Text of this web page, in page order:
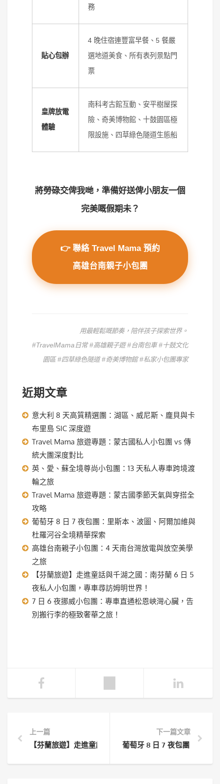
務
貼心包辦
4 晚住宿連豐富早餐、5 餐嚴
選地道美食、所有表列景點門
票
皇牌放電
體驗
南科考古館互動、安平樹屋探
險、奇美博物館、十鼓園區極
限設施、四草綠色隧道生態船
將勞碌交俾我哋，準備好送俾小朋友一個
完美嘅假期未？
👉 聯絡 Travel Mama 預約
高雄台南親子小包團
用最輕鬆嘅節奏，陪伴孩子探索世界。
#TravelMama日常 #高雄親子遊 #台南包車 #十鼓文化
園區 #四草綠色隧道 #奇美博物館 #私家小包團專家
近期文章
意大利 8 天高質精選團：湖區、威尼斯、龐貝與卡
布里島 SIC 深度遊
Travel Mama 旅遊專題：蒙古國私人小包團 vs 傳
統大團深度對比
英、愛、蘇全境尊尚小包團：13 天私人專車跨境渡
輪之旅
Travel Mama 旅遊專題：蒙古國季節天氣與穿搭全
攻略
葡萄牙 8 日 7 夜包團：里斯本、波圖、阿爾加維與
杜羅河谷全境精華探索
高雄台南親子小包團：4 天南台灣放電與放空美學
之旅
【芬蘭旅遊】走進童話與千湖之國：南芬蘭 6 日 5
夜私人小包團，專車尋訪姆明世界！
7 日 6 夜挪威小包團：專車直通松恩峽灣心臟，告
別搬行李的極致奢華之旅！
上一篇
【芬蘭旅遊】走進童話與千湖之國：南芬蘭 6 日 5 夜私
下一篇文章
葡萄牙 8 日 7 夜包團：里斯